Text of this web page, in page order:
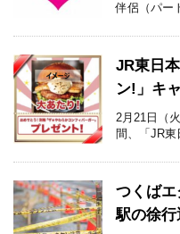
伴侶（パー
JR東日
ン!」キ
2月21日（
間、「JR
つくば
駅の徐行